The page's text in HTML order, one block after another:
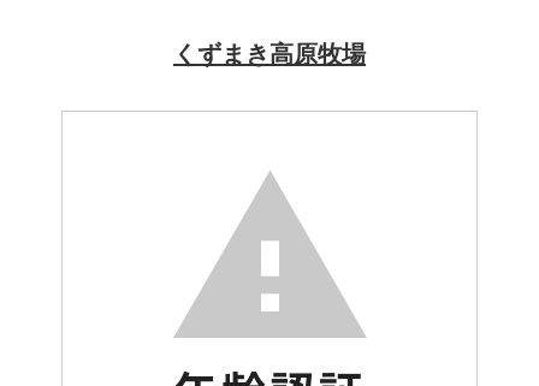
くずまき高原牧場